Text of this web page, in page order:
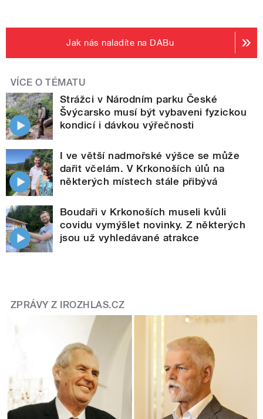
Jak nás naladíte na DABu
VÍCE O TÉMATU
Strážci v Národním parku České
Švýcarsko musí být vybaveni fyzickou
kondicí i dávkou výřečnosti
I ve větší nadmořské výšce se může
dařit včelám. V Krkonoších úlů na
některých místech stále přibývá
Boudaři v Krkonoších museli kvůli
covidu vymýšlet novinky. Z některých
jsou už vyhledávané atrakce
ZPRÁVY Z IROZHLAS.CZ